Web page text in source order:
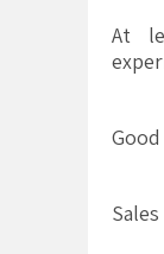
– At
–
–